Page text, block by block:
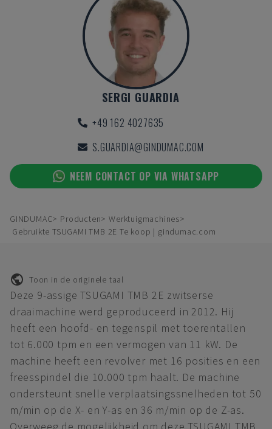
SERGI GUARDIA
+49 162 4027635
S.GUARDIA@GINDUMAC.COM
NEEM CONTACT OP VIA WHATSAPP
GINDUMAC Producten
Werktuigmachines
Gebruikte TSUGAMI TMB 2E Te koop | gindumac.com
Toon in de originele taal
Deze 9-assige TSUGAMI TMB 2E zwitserse
draaimachine werd geproduceerd in 2012. Hij
heeft een hoofd- en tegenspil met toerentallen
tot 6.000 tpm en een vermogen van 11 kW. De
machine heeft een revolver met 16 posities en een
freesspindel die 10.000 tpm haalt. De machine
ondersteunt snelle verplaatsingssnelheden tot 50
m/min op de X- en Y-as en 36 m/min op de Z-as.